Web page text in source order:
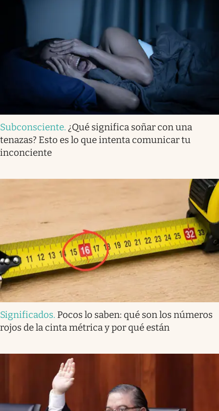
Subconsciente. ¿Qué significa soñar con una
tenazas? Esto es lo que intenta comunicar tu
inconciente
Significados. Pocos lo saben: qué son los números
rojos de la cinta métrica y por qué están